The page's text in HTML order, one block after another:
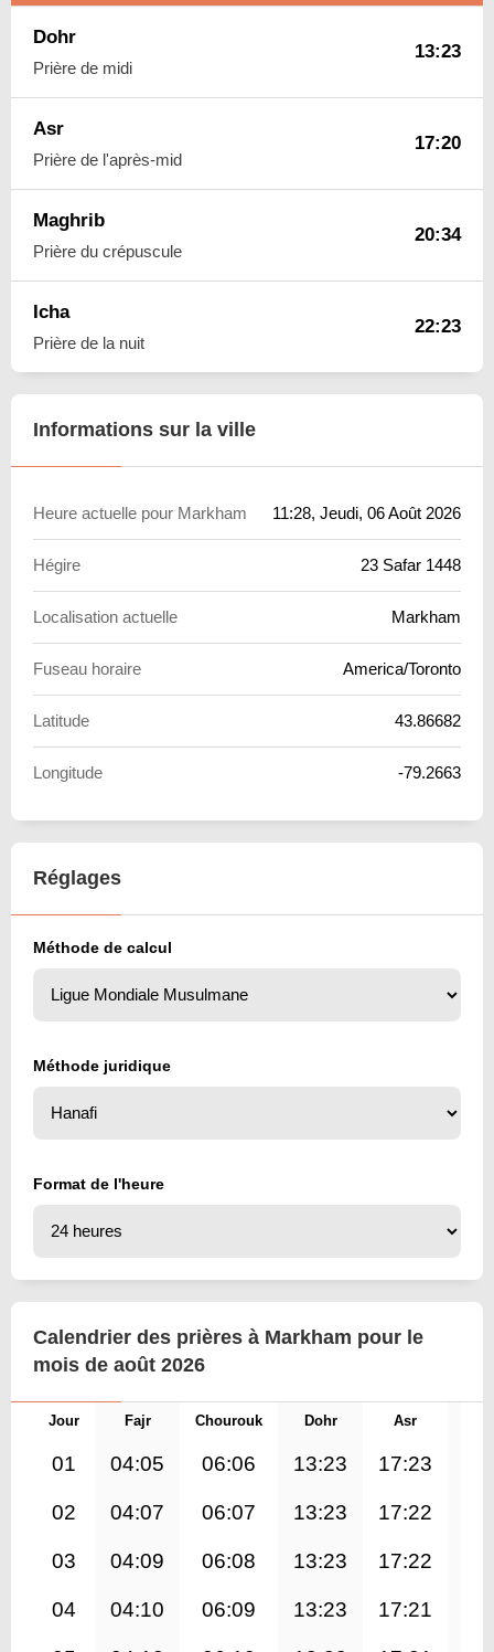
Dohr
Prière de midi
13:23
Asr
Prière de l'après-mid
17:20
Maghrib
Prière du crépuscule
20:34
Icha
Prière de la nuit
22:23
Informations sur la ville
Heure actuelle pour Markham 11:28, Jeudi, 06 Août 2026
Hégire 23 Safar 1448
Localisation actuelle Markham
Fuseau horaire America/Toronto
Latitude 43.86682
Longitude -79.2663
Réglages
Méthode de calcul
Méthode juridique
Format de l'heure
Calendrier des prières à Markham pour le
mois de août 2026
Jour Fajr Chourouk Dohr Asr
01 04:05 06:06 13:23 17:23
02 04:07 06:07 13:23 17:22
03 04:09 06:08 13:23 17:22
04 04:10 06:09 13:23 17:21